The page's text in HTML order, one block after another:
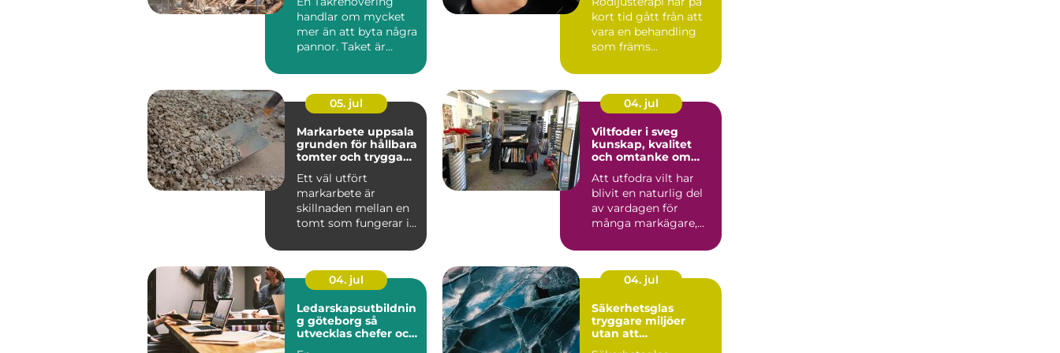
handlar om mycket
mer än att byta några
pannor. Taket är
skydd mo...
nytta av det
kort tid gått från att
vara en behandling
som främs...
05. jul
Markarbete uppsala
grunden för hållbara
tomter och trygga
Ett väl utfört
markarbete är
skillnaden mellan en
tomt som fungerar i
tomt som snabb...
04. jul
Viltfoder i sveg
kunskap, kvalitet
och omtanke om
Att utfodra vilt har
blivit en naturlig del
av vardagen för
många markägare,
djurintresse...
04. jul
Ledarskapsutbildnin
g göteborg så
utvecklas chefer och
04. jul
Säkerhetsglas
tryggare miljöer
utan att